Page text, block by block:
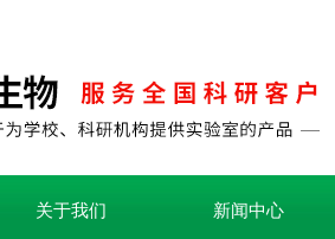
关于我们 新闻中心